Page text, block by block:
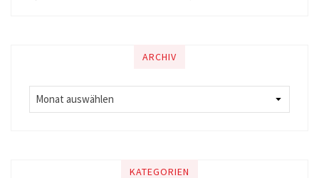
ARCHIV
KATEGORIEN